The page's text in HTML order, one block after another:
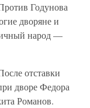
Годунова
дворяне и
народ —
отставки
дворе Федора
Романов.